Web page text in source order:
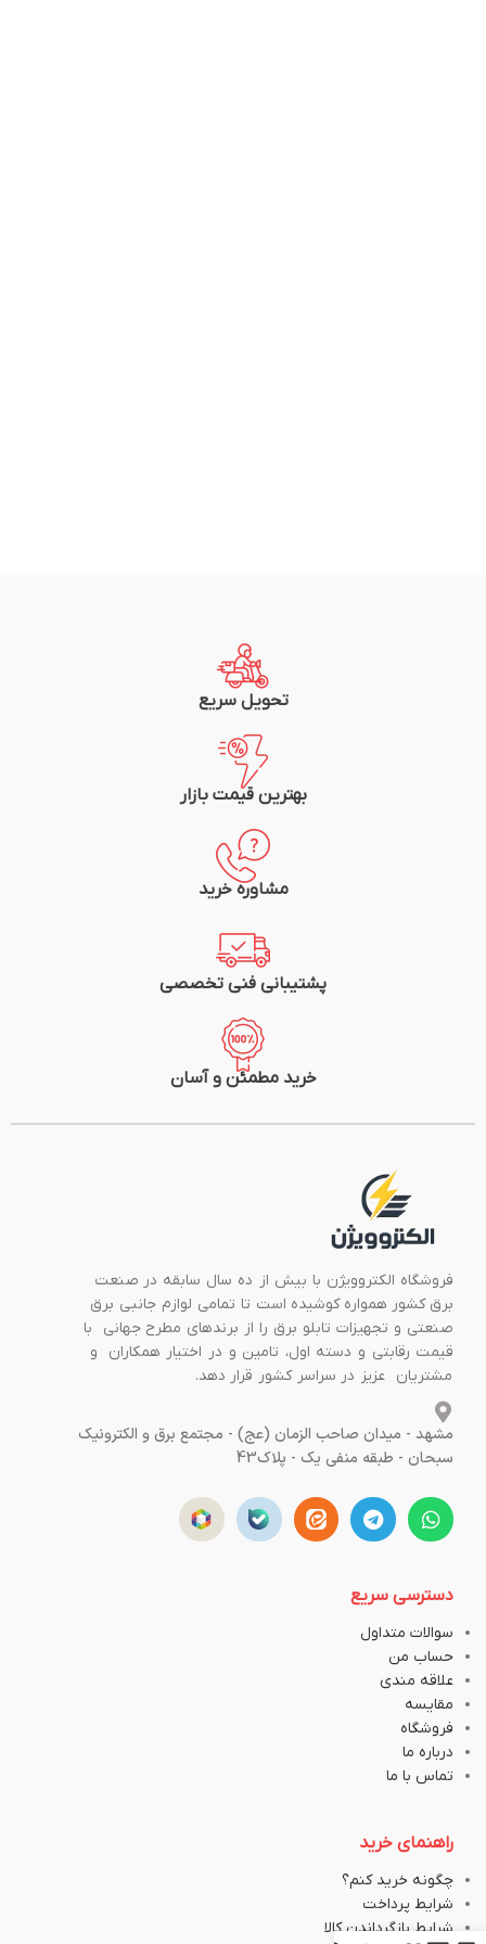
تحویل سریع
بهترین قیمت بازار
مشاوره خرید
پشتیبانی فنی تخصصی
خرید مطمئن و آسان
فروشگاه الکتروویژن با بیش از ده سال سابقه در صنعت
برق کشور همواره کوشیده است تا تمامی لوازم جانبی برق
صنعتی و تجهیزات تابلو برق را از برندهای مطرح جهانی با
قیمت رقابتی و دسته اول، تامین و در اختیار همکاران و
مشتریان عزیز در سراسر کشور قرار دهد.
مشهد - میدان صاحب الزمان (عج) - مجتمع برق و الکترونیک
سبحان - طبقه منفی یک - پلاک43
دسترسی سریع
سوالات متداول
حساب من
علاقه مندی
مقایسه
فروشگاه
درباره ما
تماس با ما
راهنمای خرید
چگونه خرید کنم؟
شرایط پرداخت
شرایط بازگرداندن کالا